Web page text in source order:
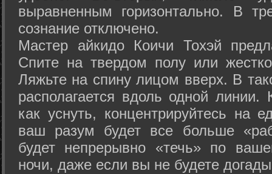
выравненным горизонтально. В
сознание отключено.
Мастер айкидо Коичи Тохэй
Спите на твердом полу или
Ляжьте на спину лицом вверх. В
располагается вдоль одной
как уснуть, концентрируйтесь на
ваш разум будет все больше
будет непрерывно «течь» по
ночи, даже если вы не будете